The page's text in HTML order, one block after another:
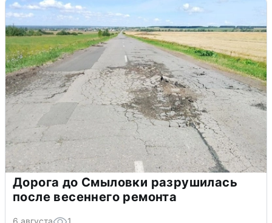
Дорога до Смыловки разрушилась
после весеннего ремонта
6 августа 1